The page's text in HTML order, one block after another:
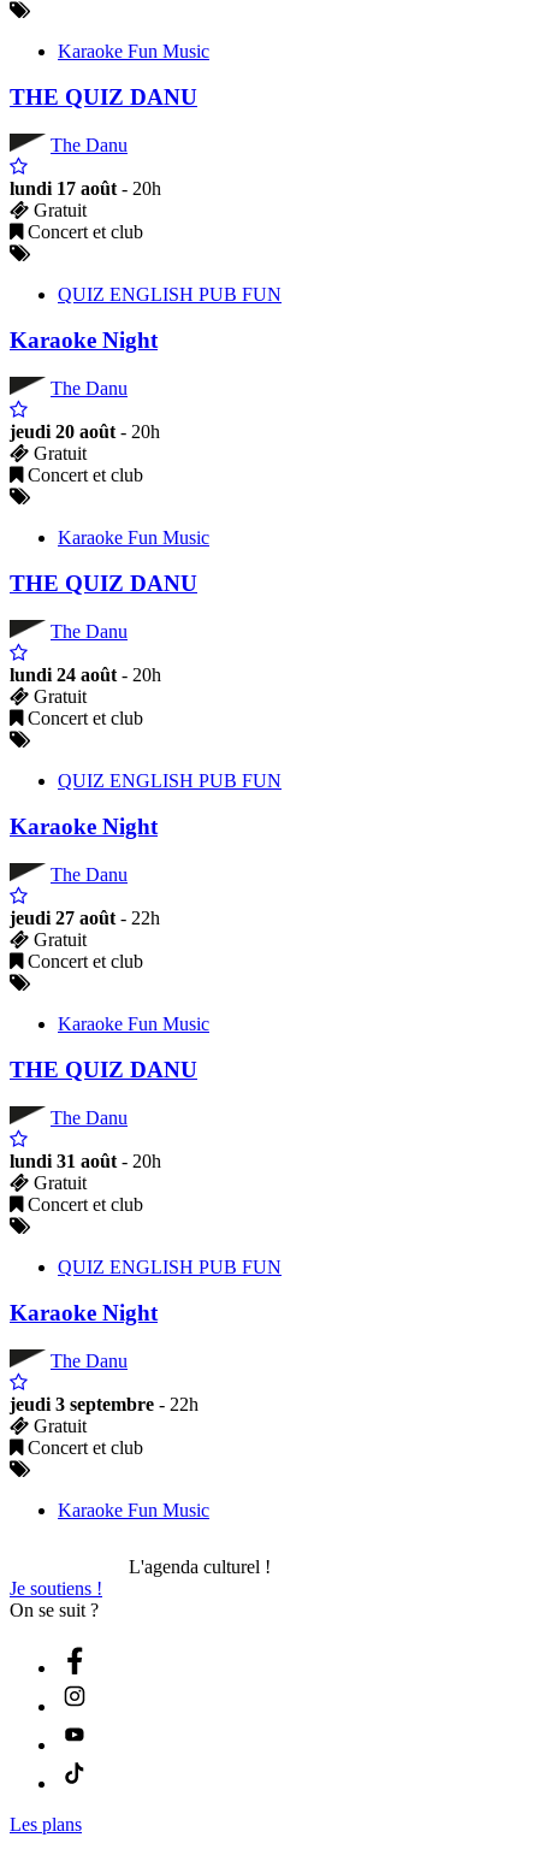
Karaoke Fun Music
THE QUIZ DANU
The Danu
lundi 17 août - 20h
Gratuit
Concert et club
QUIZ ENGLISH PUB FUN
Karaoke Night
The Danu
jeudi 20 août - 20h
Gratuit
Concert et club
Karaoke Fun Music
THE QUIZ DANU
The Danu
lundi 24 août - 20h
Gratuit
Concert et club
QUIZ ENGLISH PUB FUN
Karaoke Night
The Danu
jeudi 27 août - 22h
Gratuit
Concert et club
Karaoke Fun Music
THE QUIZ DANU
The Danu
lundi 31 août - 20h
Gratuit
Concert et club
QUIZ ENGLISH PUB FUN
Karaoke Night
The Danu
jeudi 3 septembre - 22h
Gratuit
Concert et club
Karaoke Fun Music
L'agenda culturel !
Je soutiens !
On se suit ?
Les plans